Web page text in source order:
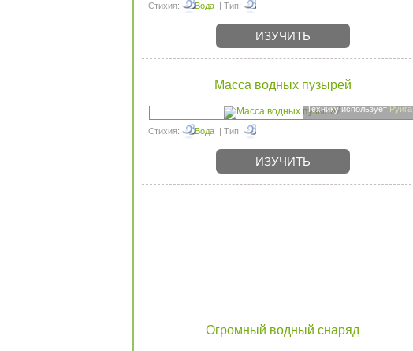
Стихия: Вода | Тип:
ИЗУЧИТЬ
Масса водных пузырей
Технику используетРуйга
Стихия: Вода | Тип:
ИЗУЧИТЬ
Огромный водный снаряд